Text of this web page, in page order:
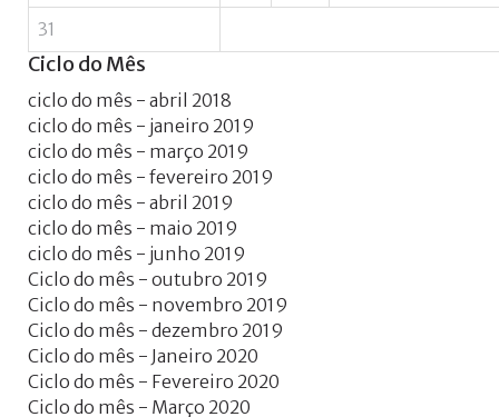
31
Ciclo do Mês
ciclo do mês - abril 2018
ciclo do mês - janeiro 2019
ciclo do mês - março 2019
ciclo do mês - fevereiro 2019
ciclo do mês - abril 2019
ciclo do mês - maio 2019
ciclo do mês - junho 2019
Ciclo do mês - outubro 2019
Ciclo do mês - novembro 2019
Ciclo do mês - dezembro 2019
Ciclo do mês - Janeiro 2020
Ciclo do mês - Fevereiro 2020
Ciclo do mês - Março 2020